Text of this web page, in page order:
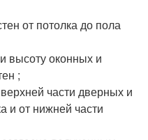
от потолка до пола
высоту оконных и
;
части дверных и
и от нижней части